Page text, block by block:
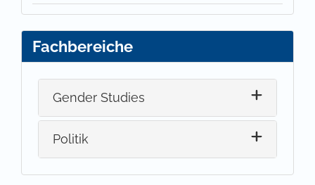
Fachbereiche
Gender Studies
Politik